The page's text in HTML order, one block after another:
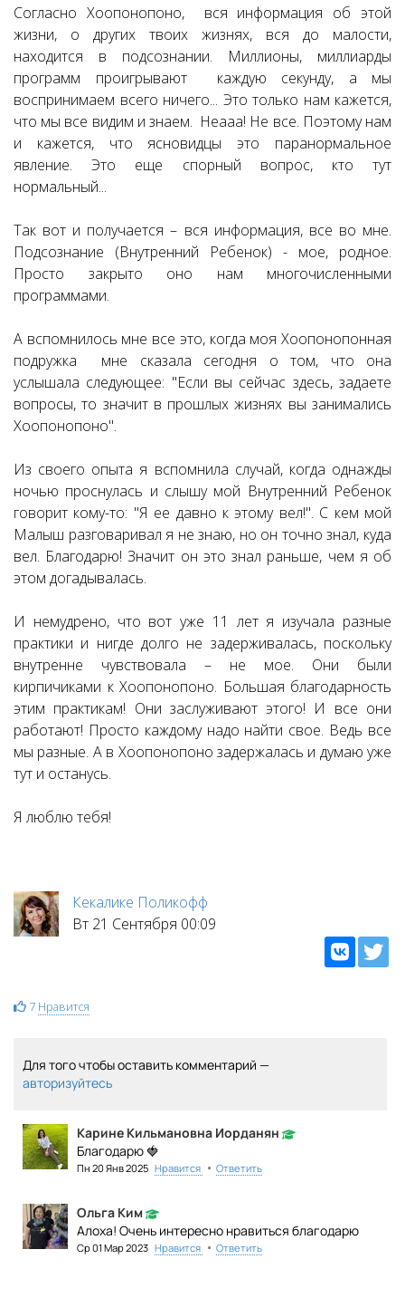
Согласно Хоопонопоно, вся информация об этой
жизни, о других твоих жизнях, вся до малости,
находится в подсознании. Миллионы, миллиарды
программ проигрывают каждую секунду, а мы
воспринимаем всего ничего... Это только нам кажется,
что мы все видим и знаем. Неааа! Не все. Поэтому нам
и кажется, что ясновидцы это паранормальное
явление. Это еще спорный вопрос, кто тут
нормальный...
Так вот и получается – вся информация, все во мне.
Подсознание (Внутренний Ребенок) - мое, родное.
Просто закрыто оно нам многочисленными
программами.
А вспомнилось мне все это, когда моя Хоопонопонная
подружка мне сказала сегодня о том, что она
услышала следующее: "Если вы сейчас здесь, задаете
вопросы, то значит в прошлых жизнях вы занимались
Хоопонопоно".
Из своего опыта я вспомнила случай, когда однажды
ночью проснулась и слышу мой Внутренний Ребенок
говорит кому-то: "Я ее давно к этому вел!". С кем мой
Малыш разговаривал я не знаю, но он точно знал, куда
вел. Благодарю! Значит он это знал раньше, чем я об
этом догадывалась.
И немудрено, что вот уже 11 лет я изучала разные
практики и нигде долго не задерживалась, поскольку
внутренне чувствовала – не мое. Они были
кирпичиками к Хоопонопоно. Большая благодарность
этим практикам! Они заслуживают этого! И все они
работают! Просто каждому надо найти свое. Ведь все
мы разные. А в Хоопонопоно задержалась и думаю уже
тут и останусь.
Я люблю тебя!
Кекалике Поликофф
Вт 21 Сентября 00:09
7 Нравится
Для того чтобы оставить комментарий —
авторизуйтесь
Карине Кильмановна Иорданян
Благодарю 🍓
Пн 20 Янв 2025 Нравится • Ответить
Ольга Ким
Алоха! Очень интересно нравиться благодарю
Ср 01 Мар 2023 Нравится • Ответить